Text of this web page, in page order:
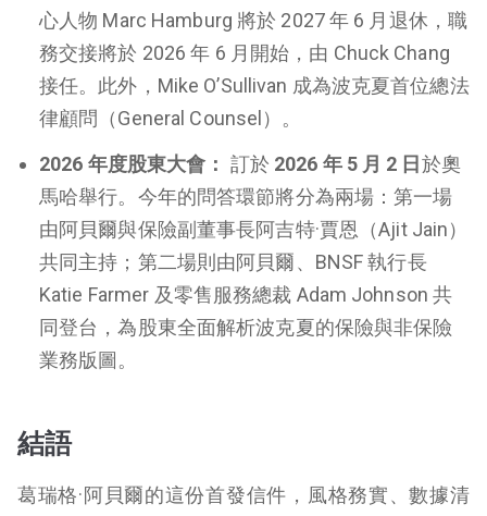
心人物 Marc Hamburg 將於 2027 年 6 月退休，職
務交接將於 2026 年 6 月開始，由 Chuck Chang
接任。此外，Mike O’Sullivan 成為波克夏首位總法
律顧問（General Counsel）。
2026 年度股東大會： 訂於 2026 年 5 月 2 日 於奧
馬哈舉行。今年的問答環節將分為兩場：第一場
由阿貝爾與保險副董事長阿吉特·賈恩（Ajit Jain）
共同主持；第二場則由阿貝爾、BNSF 執行長
Katie Farmer 及零售服務總裁 Adam Johnson 共
同登台，為股東全面解析波克夏的保險與非保險
業務版圖。
結語
葛瑞格·阿貝爾的這份首發信件，風格務實、數據清